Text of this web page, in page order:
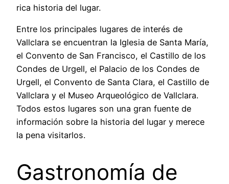
rica historia del lugar.
Entre los principales lugares de interés de
Vallclara se encuentran la Iglesia de Santa María,
el Convento de San Francisco, el Castillo de los
Condes de Urgell, el Palacio de los Condes de
Urgell, el Convento de Santa Clara, el Castillo de
Vallclara y el Museo Arqueológico de Vallclara.
Todos estos lugares son una gran fuente de
información sobre la historia del lugar y merece
la pena visitarlos.
Gastronomía de